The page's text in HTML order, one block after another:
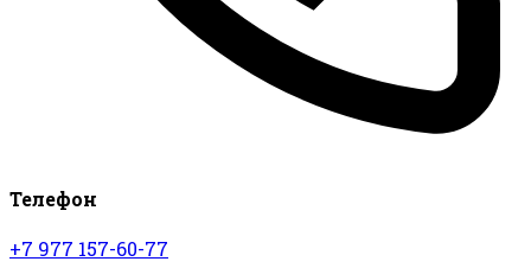
Телефон
+7 977 157-60-77